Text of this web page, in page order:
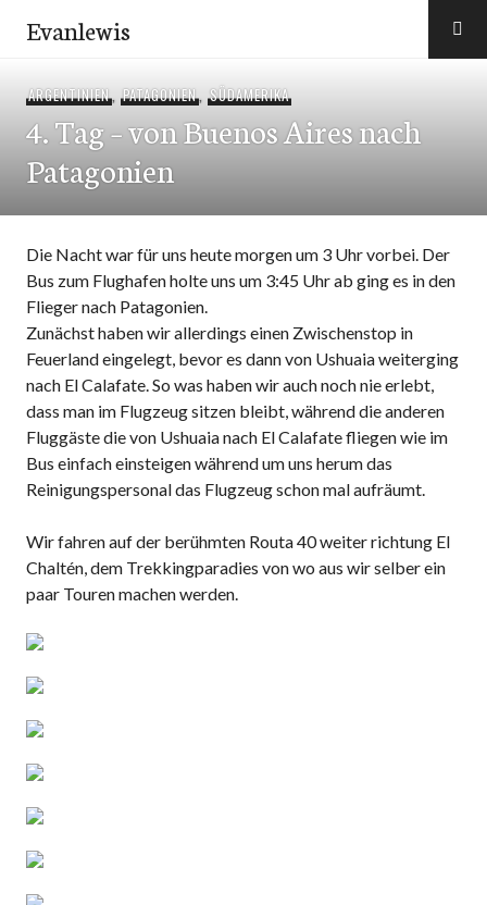
InhaltEvanlewis
ARGENTINIEN, PATAGONIEN,SÜDAMERIKA
4. Tag – von Buenos Aires nach
Patagonien
Die Nacht war für uns heute morgen um 3 Uhr vorbei. Der
Bus zum Flughafen holte uns um 3:45 Uhr ab ging es in den
Flieger nach Patagonien.
Zunächst haben wir allerdings einen Zwischenstop in
Feuerland eingelegt, bevor es dann von Ushuaia weiterging
nach El Calafate. So was haben wir auch noch nie erlebt,
dass man im Flugzeug sitzen bleibt, während die anderen
Fluggäste die von Ushuaia nach El Calafate fliegen wie im
Bus einfach einsteigen während um uns herum das
Reinigungspersonal das Flugzeug schon mal aufräumt.
Wir fahren auf der berühmten Routa 40 weiter richtung El
Chaltén, dem Trekkingparadies von wo aus wir selber ein
paar Touren machen werden.